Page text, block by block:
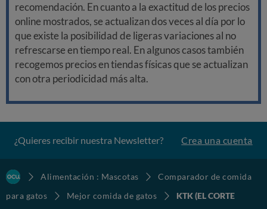
recomendación. En cuanto a la exactitud de los precios
online mostrados, se actualizan dos veces al día por lo
que existe la posibilidad de ligeras variaciones al no
refrescarse en tiempo real. En algunos casos también
recogemos precios en tiendas físicas que se actualizan
con otra periodicidad más alta.
¿Quieres recibir nuestra Newsletter? Crea una cuenta
Alimentación : Mascotas
Comparador de comida
para gatos
Mejor comida de gatos
KTK (EL CORTE